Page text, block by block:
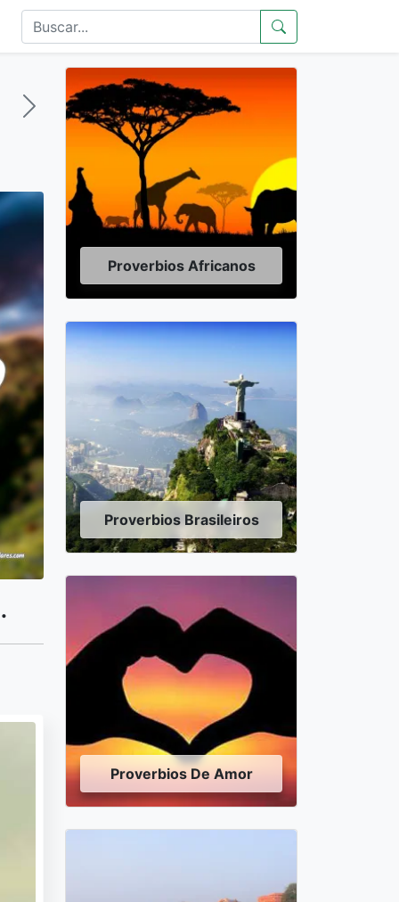
Proverbios Africanos
Proverbios Brasileiros
Proverbios De Amor